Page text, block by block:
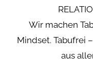
Wir machen
Mindset. Tabufrei
aus